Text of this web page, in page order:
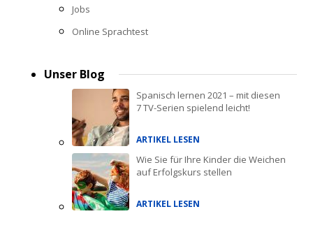
Jobs
Online Sprachtest
Unser Blog
Spanisch lernen 2021 – mit diesen
7 TV-Serien spielend leicht!
ARTIKEL LESEN
Wie Sie für Ihre Kinder die Weichen
auf Erfolgskurs stellen
ARTIKEL LESEN